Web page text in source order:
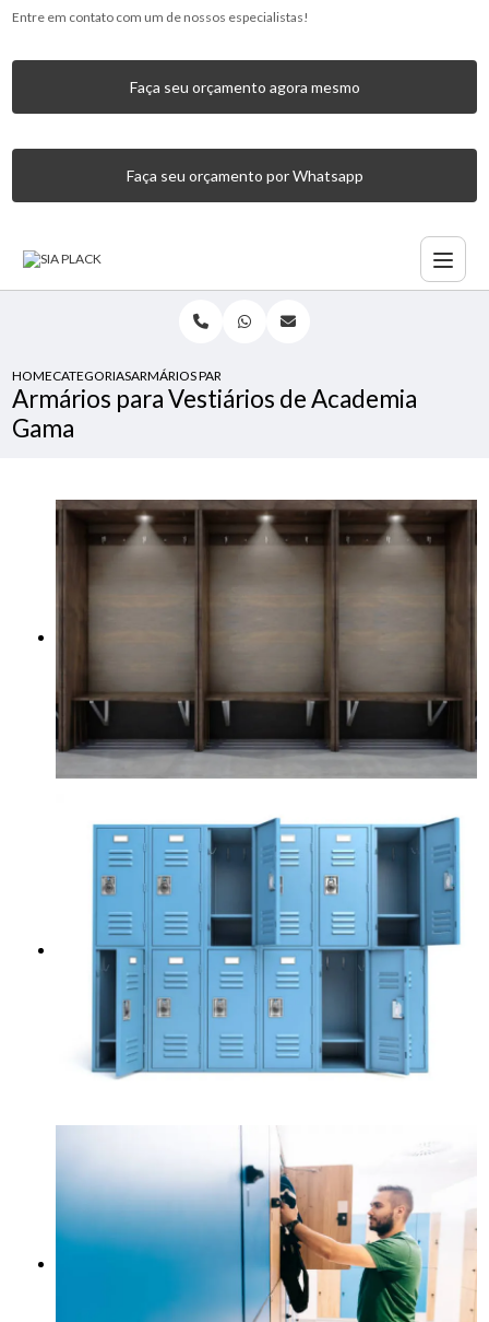
Entre em contato com um de nossos especialistas!
Faça seu orçamento agora mesmo
Faça seu orçamento por Whatsapp
HOMECATEGORIASARMÁRIOS PARA VESTIÁRIOS DE ACADEMIA GAMA
Armários para Vestiários de Academia
Gama